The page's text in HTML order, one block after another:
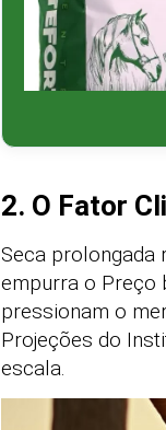
2. O Fator
Seca prolongada
empurra o Preço
pressionam o
Projeções do
escala.